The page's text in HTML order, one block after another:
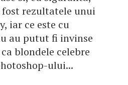
rezultatele unui
iar ce este cu
au putut fi invinse
blondele celebre
ului...